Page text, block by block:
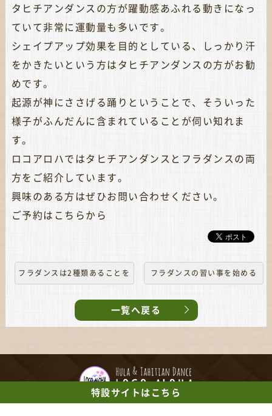
タヒチアンダンスの方が躍動感あふれる動きになっ
ていて非常に運動量も多いです。
シェイプアップ効果を目的としている、しっかり汗
をかきたいという方はタヒチアンダンスの方がお勧
めです。
起源が神にささげる踊りということで、そういった
様子がふんだんに含まれていることが伺い知れま
す。
ロコアロハではタヒチアンダンスとフラダンスの両
方をご紹介しています。
興味のある方はぜひお問い合わせください。
ご予約はこちらから
フラダンスは2種類あることを
フラダンスの習い事を始める
一覧へ戻る
特設サイトはこちら